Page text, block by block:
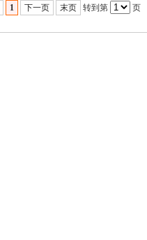
1 下一页 末页 转到第 页